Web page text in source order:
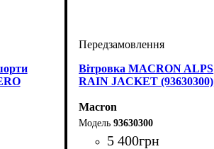
Вітровка MACRON ALPS
RAIN JACKET (93630300)
Macron
93630300
5 400грн